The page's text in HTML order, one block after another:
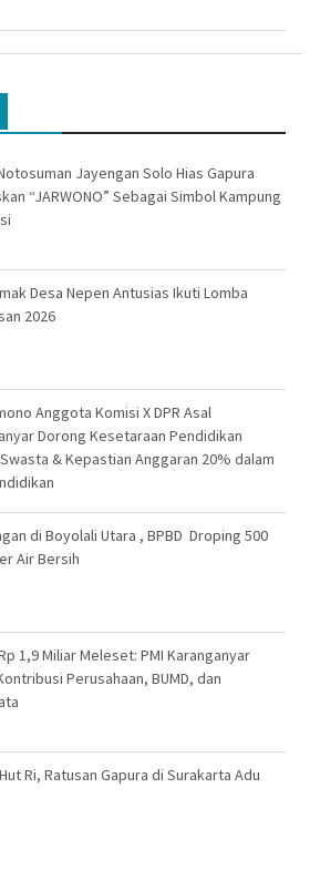
Jayengan Solo Hias Gapura
“JARWONO” Sebagai Simbol Kampung
Desa Nepen Antusias Ikuti Lomba
2026
Anggota Komisi X DPR Asal
Dorong Kesetaraan Pendidikan
& Kepastian Anggaran 20% dalam
di Boyolali Utara , BPBD Droping 500
Air Bersih
1,9 Miliar Meleset: PMI Karanganyar
Perusahaan, BUMD, dan
Ri, Ratusan Gapura di Surakarta Adu